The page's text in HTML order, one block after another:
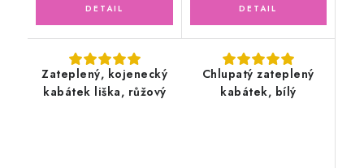
Zateplený, kojenecký
kabátek liška, růžový
Chlupatý zateplený
kabátek, bílý